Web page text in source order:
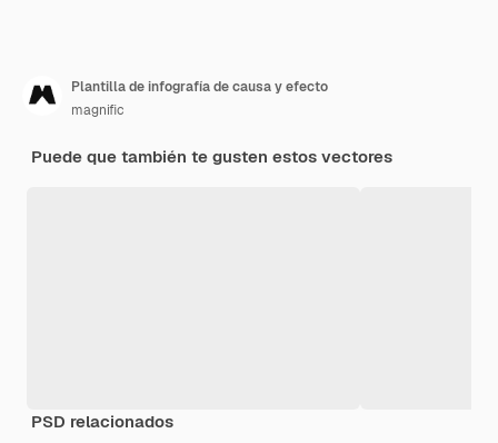
Plantilla de infografía de causa y efecto
magnific
Puede que también te gusten estos vectores
PSD relacionados